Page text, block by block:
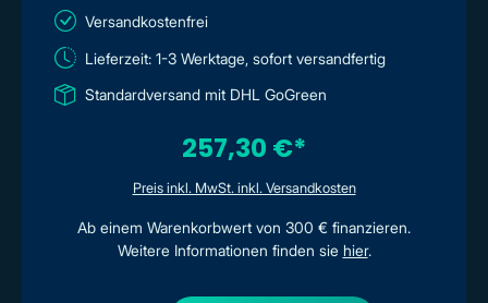
Versandkostenfrei
Lieferzeit: 1-3 Werktage, sofort versandfertig
Standardversand mit DHL GoGreen
257,30 €*
Preis inkl. MwSt. inkl. Versandkosten
Ab einem Warenkorbwert von 300 € finanzieren.
Weitere Informationen finden sie hier.